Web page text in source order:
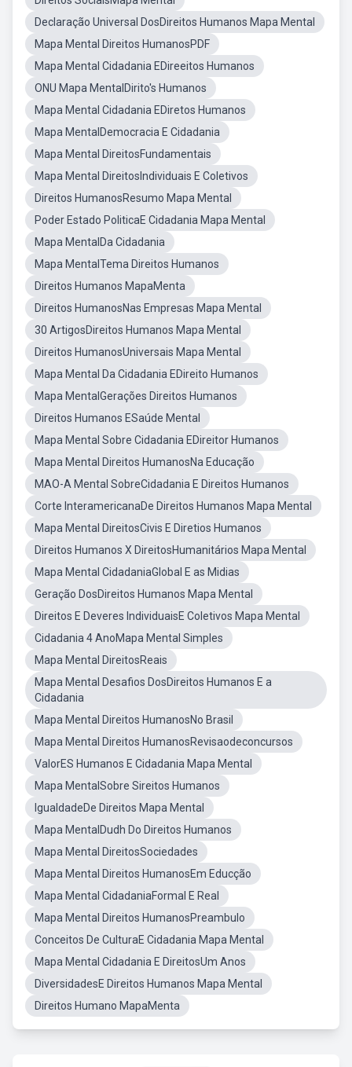
Declaração Universal DosDireitos Humanos Mapa Mental
Mapa Mental Direitos HumanosPDF
Mapa Mental Cidadania EDireeitos Humanos
ONU Mapa MentalDirito's Humanos
Mapa Mental Cidadania EDiretos Humanos
Mapa MentalDemocracia E Cidadania
Mapa Mental DireitosFundamentais
Mapa Mental DireitosIndividuais E Coletivos
Direitos HumanosResumo Mapa Mental
Poder Estado PoliticaE Cidadania Mapa Mental
Mapa MentalDa Cidadania
Mapa MentalTema Direitos Humanos
Direitos Humanos MapaMenta
Direitos HumanosNas Empresas Mapa Mental
30 ArtigosDireitos Humanos Mapa Mental
Direitos HumanosUniversais Mapa Mental
Mapa Mental Da Cidadania EDireito Humanos
Mapa MentalGerações Direitos Humanos
Direitos Humanos ESaúde Mental
Mapa Mental Sobre Cidadania EDireitor Humanos
Mapa Mental Direitos HumanosNa Educação
MAO-A Mental SobreCidadania E Direitos Humanos
Corte InteramericanaDe Direitos Humanos Mapa Mental
Mapa Mental DireitosCivis E Diretios Humanos
Direitos Humanos X DireitosHumanitários Mapa Mental
Mapa Mental CidadaniaGlobal E as Midias
Geração DosDireitos Humanos Mapa Mental
Direitos E Deveres IndividuaisE Coletivos Mapa Mental
Cidadania 4 AnoMapa Mental Simples
Mapa Mental DireitosReais
Mapa Mental Desafios DosDireitos Humanos E a
Cidadania
Mapa Mental Direitos HumanosNo Brasil
Mapa Mental Direitos HumanosRevisaodeconcursos
ValorES Humanos E Cidadania Mapa Mental
Mapa MentalSobre Sireitos Humanos
IgualdadeDe Direitos Mapa Mental
Mapa MentalDudh Do Direitos Humanos
Mapa Mental DireitosSociedades
Mapa Mental Direitos HumanosEm Educção
Mapa Mental CidadaniaFormal E Real
Mapa Mental Direitos HumanosPreambulo
Conceitos De CulturaE Cidadania Mapa Mental
Mapa Mental Cidadania E DireitosUm Anos
DiversidadesE Direitos Humanos Mapa Mental
Direitos Humano MapaMenta